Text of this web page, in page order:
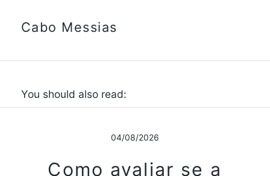
Cabo Messias
You should also read:
04/08/2026
Como avaliar se a